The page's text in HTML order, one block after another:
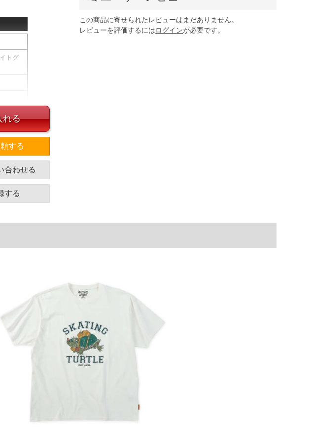
トグ
袖丈
25
。
取り
から
ような
すの
の品
いて
この商品に寄せられたレビューはまだありません。
レビューを評価するにはログインが必要です。
れる
する
合わせる
する